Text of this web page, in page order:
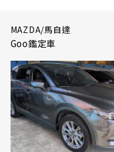
MAZDA/馬自達
Goo鑑定車